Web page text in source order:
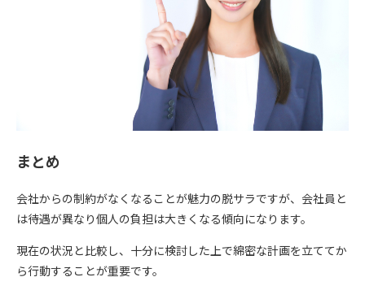
まとめ
会社からの制約がなくなることが魅力の脱サラですが、会社員と
は待遇が異なり個人の負担は大きくなる傾向になります。
現在の状況と比較し、十分に検討した上で綿密な計画を立ててか
ら行動することが重要です。